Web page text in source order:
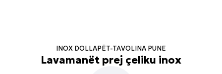
INOX DOLLAPËT-TAVOLINA PUNE
Lavamanët prej çeliku inox